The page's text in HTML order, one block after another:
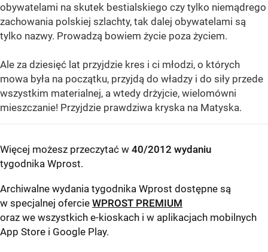
obywatelami na skutek bestialskiego czy tylko niemądrego
zachowania polskiej szlachty, tak dalej obywatelami są
tylko nazwy. Prowadzą bowiem życie poza życiem.
Ale za dziesięć lat przyjdzie kres i ci młodzi, o których
mowa była na początku, przyjdą do władzy i do siły przede
wszystkim materialnej, a wtedy drżyjcie, wielomówni
mieszczanie! Przyjdzie prawdziwa kryska na Matyska.
Więcej możesz przeczytać w 40/2012 wydaniu
tygodnika Wprost.
Archiwalne wydania tygodnika Wprost dostępne są
w specjalnej ofercie WPROST PREMIUM
oraz we wszystkich e-kioskach i w aplikacjach mobilnych
App Store i Google Play.